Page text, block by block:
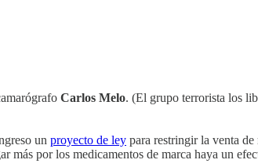
Carlos Melo. (El grupo terrorista los
un proyecto de ley para restringir la venta
más por los medicamentos de marca haya un